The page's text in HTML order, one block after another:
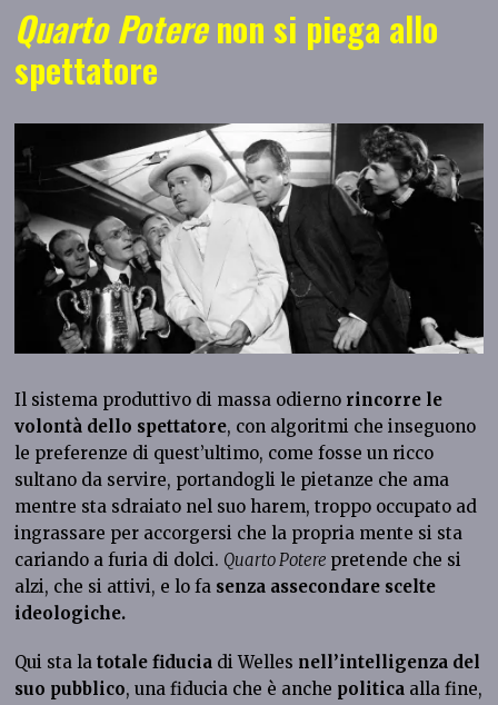
Quarto Poterenon si piega allo
spettatore
Il sistema produttivo di massa odierno rincorre le
volontà dello spettatore, con algoritmi che inseguono
le preferenze di quest’ultimo, come fosse un ricco
sultano da servire, portandogli le pietanze che ama
mentre sta sdraiato nel suo harem, troppo occupato ad
ingrassare per accorgersi che la propria mente si sta
cariando a furia di dolci. Quarto Potere pretende che si
alzi, che si attivi, e lo fa senza assecondare scelte
ideologiche.
Qui sta latotale fiducia di Welles nell’intelligenza del
suo pubblico, una fiducia che è anche politica alla fine,